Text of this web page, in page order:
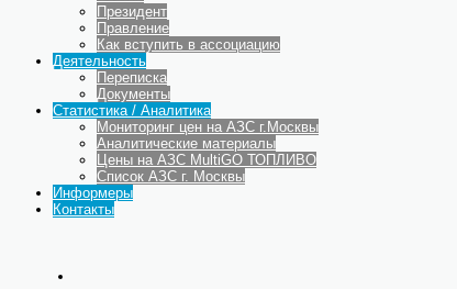
Президент
Правление
Как вступить в ассоциацию
Деятельность
Переписка
Документы
Статистика / Аналитика
Мониторинг цен на АЗС г.Москвы
Аналитические материалы
Цены на АЗС MultiGO ТОПЛИВО
Список АЗС г. Москвы
Информеры
Контакты